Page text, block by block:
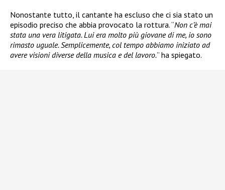
Nonostante tutto, il cantante ha escluso che ci sia stato un
episodio preciso che abbia provocato la rottura. “Non c’è mai
stata una vera litigata. Lui era molto più giovane di me, io sono
rimasto uguale. Semplicemente, col tempo abbiamo iniziato ad
avere visioni diverse della musica e del lavoro.” ha spiegato.